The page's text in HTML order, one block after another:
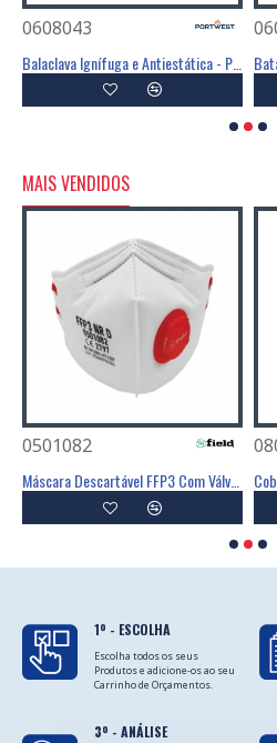
0608043
MAIS VENDIDOS
0501082
1º - ESCOLHA
Escolha todos os seus
Produtos e adicione-os ao seu
Carrinho de Orçamentos.
3º - ANÁLISE